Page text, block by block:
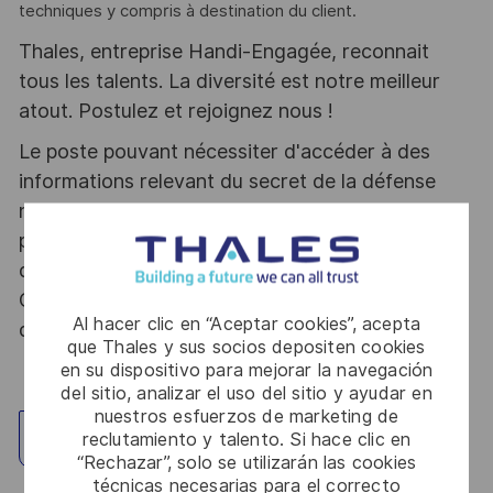
Al hacer clic en “Aceptar cookies”, acepta
que Thales y sus socios depositen cookies
en su dispositivo para mejorar la navegación
del sitio, analizar el uso del sitio y ayudar en
nuestros esfuerzos de marketing de
reclutamiento y talento. Si hace clic en
“Rechazar”, solo se utilizarán las cookies
técnicas necesarias para el correcto
techniques y compris à destination du client.
Thales, entreprise Handi-Engagée, reconnait
tous les talents. La diversité est notre meilleur
atout. Postulez et rejoignez nous !
Le poste pouvant nécessiter d'accéder à des
informations relevant du secret de la défense
nationale, la personne retenue fera l'objet d'une
procédure d’habilitation, conformément aux
dispositions des articles R.2311-1 et suivants du
Code de la défense et de l’IGI 1300 SGDSN/PSE
du 09 août 2021.
Explorar ubicación